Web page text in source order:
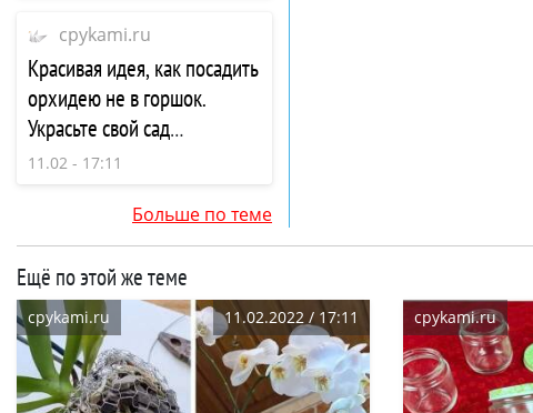
cpykami.ru
Красивая идея, как посадить
орхидею не в горшок.
Украсьте свой сад
прекрасными орхидеями
11.02 - 17:11
Больше по теме
Ещё по этой же теме
cpykami.ru 11.02.2022 / 17:11 cpykami.ru